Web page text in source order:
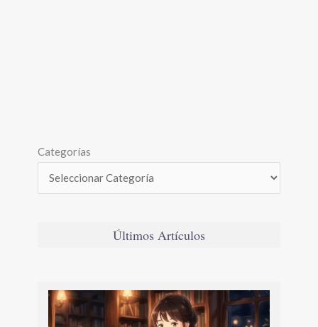
Categorías
Últimos Artículos